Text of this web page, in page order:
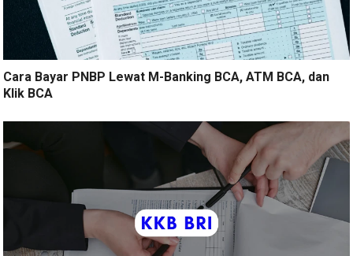
Cara Bayar PNBP Lewat M-Banking BCA, ATM BCA, dan
Klik BCA